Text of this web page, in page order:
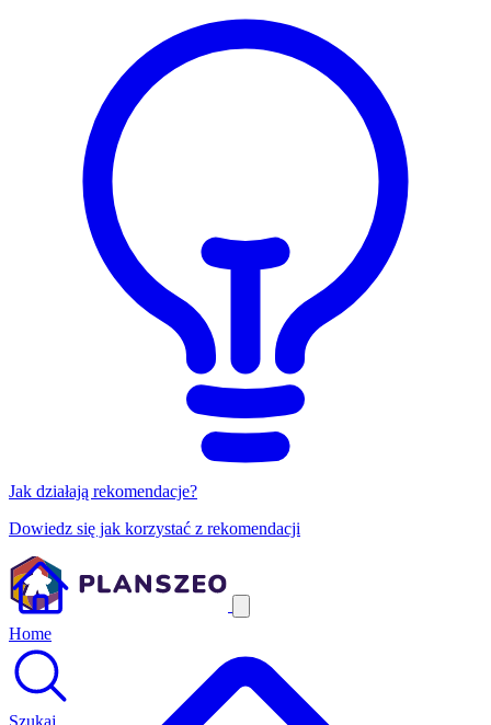
Jak działają rekomendacje?
Dowiedz się jak korzystać z rekomendacji
Home
Szukaj